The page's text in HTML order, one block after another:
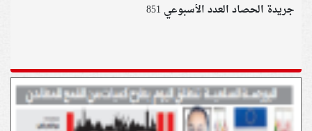
جريدة الحصاد العدد الأسبوعي 851